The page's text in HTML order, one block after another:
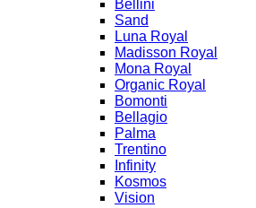
Bellini
Sand
Luna Royal
Madisson Royal
Mona Royal
Organic Royal
Bomonti
Bellagio
Palma
Trentino
Infinity
Kosmos
Vision